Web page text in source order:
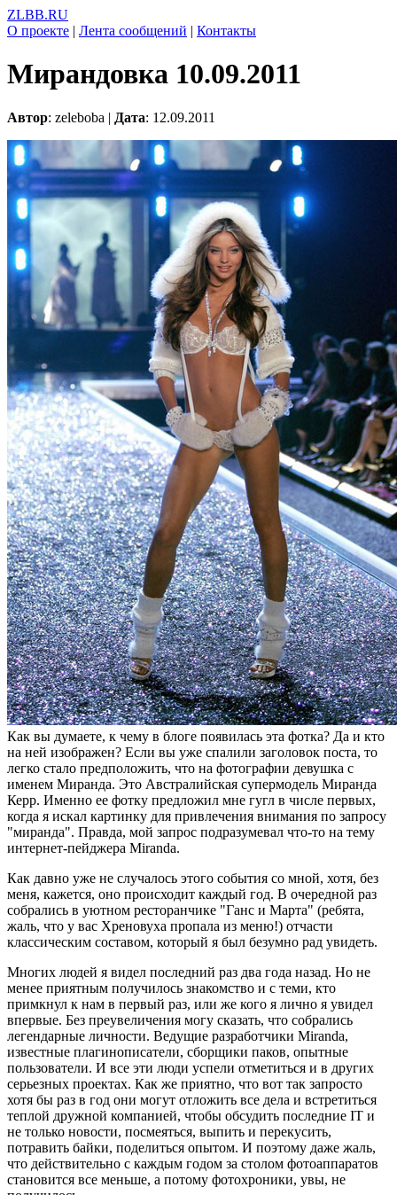
ZLBB.RU
О проекте | Лента сообщений | Контакты
Мирандовка 10.09.2011
Автор: zeleboba | Дата: 12.09.2011
Как вы думаете, к чему в блоге появилась эта фотка? Да и кто
на ней изображен? Если вы уже спалили заголовок поста, то
легко стало предположить, что на фотографии девушка с
именем Миранда. Это Австралийская супермодель Миранда
Керр. Именно ее фотку предложил мне гугл в числе первых,
когда я искал картинку для привлечения внимания по запросу
"миранда". Правда, мой запрос подразумевал что-то на тему
интернет-пейджера Miranda.
Как давно уже не случалось этого события со мной, хотя, без
меня, кажется, оно происходит каждый год. В очередной раз
собрались в уютном ресторанчике "Ганс и Марта" (ребята,
жаль, что у вас Хреновуха пропала из меню!) отчасти
классическим составом, который я был безумно рад увидеть.
Многих людей я видел последний раз два года назад. Но не
менее приятным получилось знакомство и с теми, кто
примкнул к нам в первый раз, или же кого я лично я увидел
впервые. Без преувеличения могу сказать, что собрались
легендарные личности. Ведущие разработчики Miranda,
известные плагинописатели, сборщики паков, опытные
пользователи. И все эти люди успели отметиться и в других
серьезных проектах. Как же приятно, что вот так запросто
хотя бы раз в год они могут отложить все дела и встретиться
теплой дружной компанией, чтобы обсудить последние IT и
не только новости, посмеяться, выпить и перекусить,
потравить байки, поделиться опытом. И поэтому даже жаль,
что действительно с каждым годом за столом фотоаппаратов
становится все меньше, а потому фотохроники, увы, не